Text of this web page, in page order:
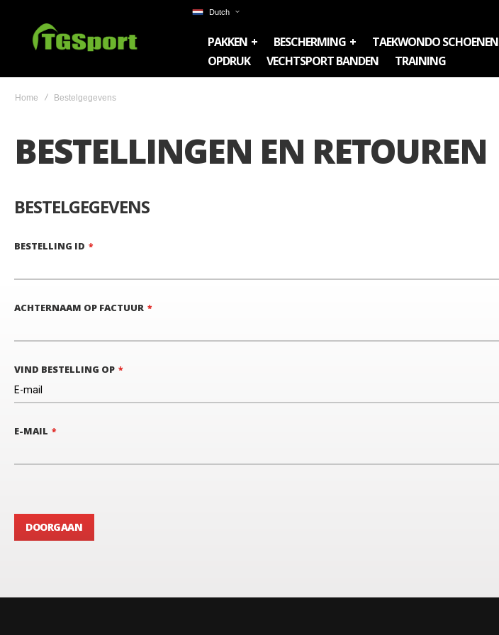
Dutch
PAKKEN BESCHERMING TAEKWONDO SCHOENEN
OPDRUK
VECHTSPORT BANDEN TRAINING
Home Bestelgegevens
BESTELLINGEN EN RETOUREN
BESTELGEGEVENS
BESTELLING ID
ACHTERNAAM OP FACTUUR
VIND BESTELLING OP
E-MAIL
DOORGAAN